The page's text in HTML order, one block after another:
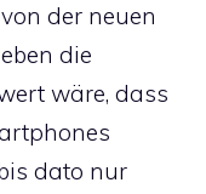
der neuen
die
wäre, dass
dato nur